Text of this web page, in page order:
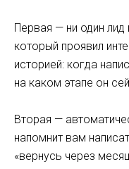
Первая — ни один
который проявил
историей: когда
на каком этапе он
Вторая —
напомнит вам
«вернусь через